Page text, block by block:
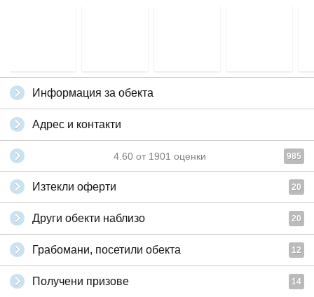
Информация за обекта
Адрес и контакти
4.60 от 1901 оценки 985
Изтекли оферти 20
Други обекти наблизо 20
Грабомани, посетили обекта 12
Получени призове 14